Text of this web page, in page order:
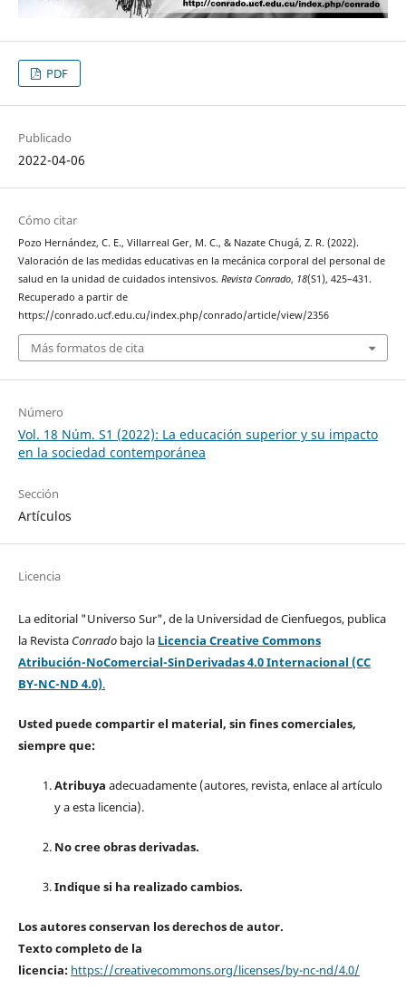
PDF
Publicado
2022-04-06
Cómo citar
Pozo Hernández, C. E., Villarreal Ger, M. C., & Nazate Chugá, Z. R. (2022).
Valoración de las medidas educativas en la mecánica corporal del personal de
salud en la unidad de cuidados intensivos. Revista Conrado, 18(S1), 425–431.
Recuperado a partir de
https://conrado.ucf.edu.cu/index.php/conrado/article/view/2356
Más formatos de cita
Número
Vol. 18 Núm. S1 (2022): La educación superior y su impacto
en la sociedad contemporánea
Sección
Artículos
Licencia
La editorial "Universo Sur", de la Universidad de Cienfuegos, publica
la Revista Conradobajo la Licencia Creative Commons
Atribución-NoComercial-SinDerivadas 4.0 Internacional (CC
BY-NC-ND 4.0).
Usted puede compartir el material, sin fines comerciales,
siempre que:
Atribuya adecuadamente (autores, revista, enlace al artículo
y a esta licencia).
No cree obras derivadas.
Indique si ha realizado cambios.
Los autores conservan los derechos de autor.
Texto completo de la
licencia: https://creativecommons.org/licenses/by-nc-nd/4.0/